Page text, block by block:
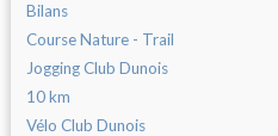
Bilans
Course Nature - Trail
Jogging Club Dunois
10 km
Vélo Club Dunois